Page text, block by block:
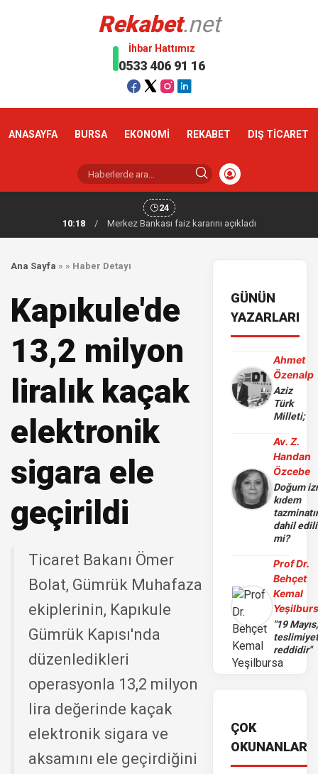
Rekabet.net
İhbar Hattımız
0533 406 91 16
ANASAYFA BURSA EKONOMİ REKABET DIŞ TİCARET
24
10:18
/ Merkez Bankası faiz kararını açıkladı
Ana Sayfa » » Haber Detayı
Kapıkule'de
13,2 milyon
liralık kaçak
elektronik
sigara ele
geçirildi
Ticaret Bakanı Ömer
Bolat, Gümrük Muhafaza
ekiplerinin, Kapıkule
Gümrük Kapısı'nda
düzenledikleri
operasyonla 13,2 milyon
lira değerinde kaçak
elektronik sigara ve
aksamını ele geçirdiğini
GÜNÜN
YAZARLARI
Ahmet
Özenalp
Aziz
Türk
Milleti;
Av. Z.
Handan
Özcebe
Doğum
kıdem
dahil
mi?
Prof Dr.
Behçet
Kemal
"19 Mayıs,
reddidir"
ÇOK
OKUNANLAR